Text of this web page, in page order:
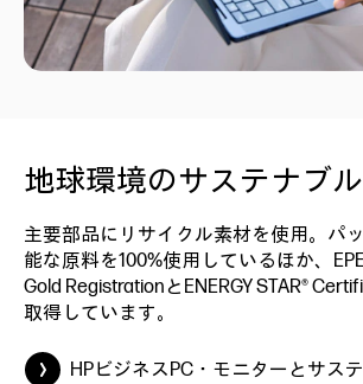
地球環境のサステナブ
主要部品にリサイクル素材を使用。パ
能な原料を100%使用しているほか、
Gold RegistrationとENERGY STAR®
取得しています。
HPビジネスPC・モニターとサス